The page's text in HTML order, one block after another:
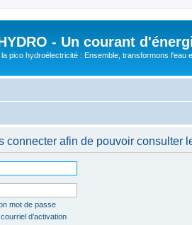
- Un courant
pico hydroélectricité : Ensemble, transformons l'eau
connecter afin de pouvoir consulter
mot de passe
d’activation